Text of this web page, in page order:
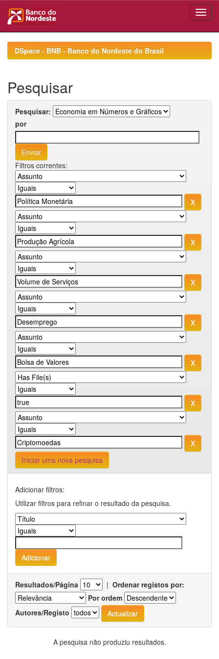
navigationDSpace - BNB - Banco do Nordeste do Brasil
Pesquisar
Pesquisar:
por
Filtros correntes:
Iniciar uma nova pesquisa
Adicionar filtros:
Utilizar filtros para refinar o resultado da pesquisa.
Resultados/Página | Ordenar registos por:
Por ordem
Autores/Registo
A pesquisa não produziu resultados.